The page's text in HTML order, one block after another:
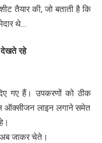
तैयार की, जो बताती है कि
थे…
रहे
गए हैं। उपकरणों को ठीक
ऑक्सीजन लाइन लगाने समेत
अब जाकर चेते।